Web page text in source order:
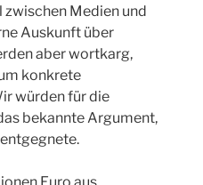
zwischen Medien und
Auskunft über
aber wortkarg,
konkrete
würden für die
bekannte Argument,